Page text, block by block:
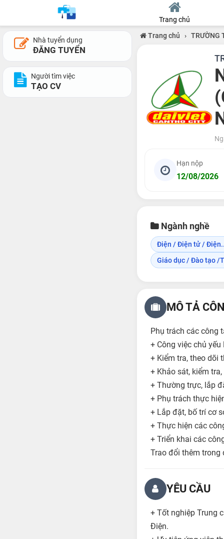
Trang chủ
Nhà tuyển dụng
ĐĂNG TUYỂN
Người tìm việc
TẠO CV
Trang chủ › TRƯỜNG
Hạn nộp
12/08/2026
Ngành nghề
Điện / Điện tử /
Giáo dục / Đào tạo /
MÔ TẢ
Phụ trách các công
+ Công việc chủ
+ Kiểm tra, theo dõi
+ Khảo sát, kiểm
+ Thường trực, lắp
+ Phụ trách thực
+ Lắp đặt, bố trí cơ
+ Thực hiện các
+ Triển khai các
Trao đổi thêm trong
YÊU CẦU
+ Tốt nghiệp Trung
Điện.